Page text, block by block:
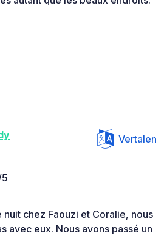
Vertalen
nuit chez Faouzi et Coralie, nous
avec eux. Nous avons passé un